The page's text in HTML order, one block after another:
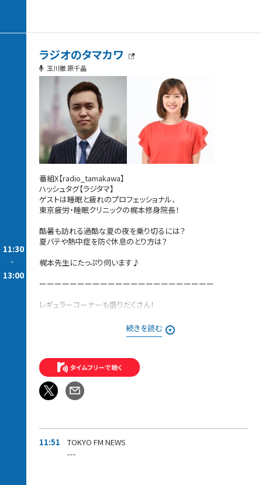
11:30
-
13:00
ラジオのタマカワ
玉川徹 原千晶
番組X【radio_tamakawa】
ハッシュタグ【ラジタマ】
ゲストは睡眠と疲れのプロフェッショナル、
東京疲労・睡眠クリニックの梶本修身院長！
酷暑も訪れる過酷な夏の夜を乗り切るには？
夏バテや熱中症を防ぐ休息のとり方は？
梶本先生にたっぷり伺います♪
ーーーーーーーーーーーーーーーーーーーーーーー
レギュラーコーナーも盛りだくさん！
今、玉川徹が注目するニュースを独自目線で解説します。
【発掘！ラジタマ100名曲〜20世紀編〜】
みなさんが推したい20世紀の名曲を募集中！！
番組でご紹介した方には、
「ラジタマ」オリジナルステッカーをプレゼントします。
続きを読む
11:51
TOKYO FM NEWS
---